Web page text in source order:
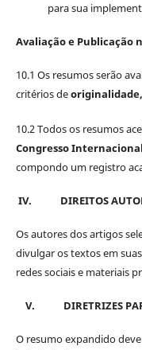
para sua
Avaliação e Publicação
10.1 Os resumos serão
critérios de
10.2 Todos os resumos
Congresso
compondo um registro
IV. DIREITOS
Os autores dos artigos
divulgar os textos em
redes sociais e materiais
V. DIRETRIZES
O resumo expandido